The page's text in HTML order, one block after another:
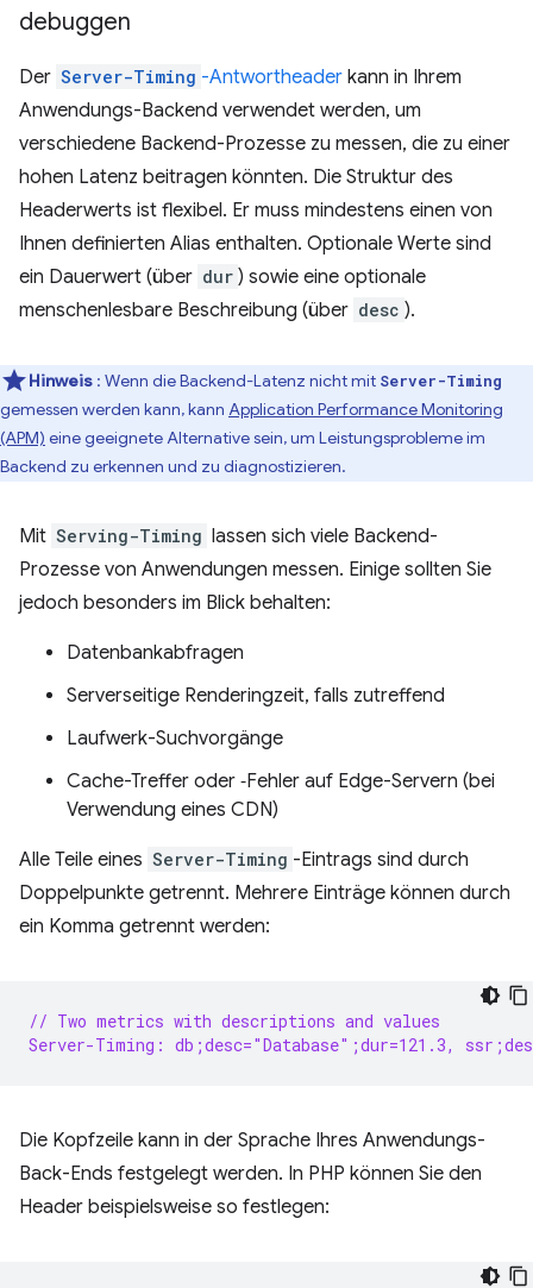
debuggen
Der Server-Timing -Antwortheader kann in Ihrem
Anwendungs-Backend verwendet werden, um
verschiedene Backend-Prozesse zu messen, die zu einer
hohen Latenz beitragen könnten. Die Struktur des
Headerwerts ist flexibel. Er muss mindestens einen von
Ihnen definierten Alias enthalten. Optionale Werte sind
ein Dauerwert (über dur ) sowie eine optionale
menschenlesbare Beschreibung (über desc ).
Hinweis : Wenn die Backend-Latenz nicht mit Server-Timing
gemessen werden kann, kann Application Performance Monitoring
(APM) eine geeignete Alternative sein, um Leistungsprobleme im
Backend zu erkennen und zu diagnostizieren.
Mit Serving-Timing lassen sich viele Backend-
Prozesse von Anwendungen messen. Einige sollten Sie
jedoch besonders im Blick behalten:
Datenbankabfragen
Serverseitige Renderingzeit, falls zutreffend
Laufwerk-Suchvorgänge
Cache-Treffer oder ‑Fehler auf Edge-Servern (bei
Verwendung eines CDN)
Alle Teile eines Server-Timing -Eintrags sind durch
Doppelpunkte getrennt. Mehrere Einträge können durch
ein Komma getrennt werden:
// Two metrics with descriptions and values
Server-Timing: db;desc="Database";dur=121.3,
Die Kopfzeile kann in der Sprache Ihres Anwendungs-
Back-Ends festgelegt werden. In PHP können Sie den
Header beispielsweise so festlegen: